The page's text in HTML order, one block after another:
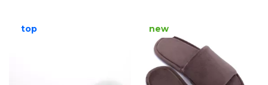
top new